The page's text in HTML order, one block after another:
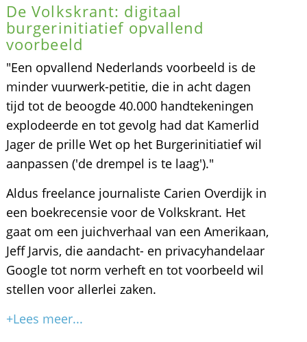
De Volkskrant: digitaal
burgerinitiatief opvallend
voorbeeld
"Een opvallend Nederlands voorbeeld is de
minder vuurwerk-petitie, die in acht dagen
tijd tot de beoogde 40.000 handtekeningen
explodeerde en tot gevolg had dat Kamerlid
Jager de prille Wet op het Burgerinitiatief wil
aanpassen ('de drempel is te laag')."
Aldus freelance journaliste Carien Overdijk in
een boekrecensie voor de Volkskrant. Het
gaat om een juichverhaal van een Amerikaan,
Jeff Jarvis, die aandacht- en privacyhandelaar
Google tot norm verheft en tot voorbeeld wil
stellen voor allerlei zaken.
+Lees meer...